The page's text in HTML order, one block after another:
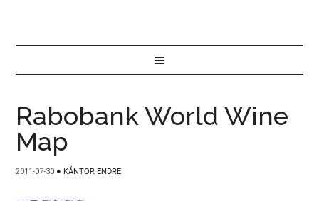
Rabobank World Wine
Map
2011-07-30 ● KÁNTOR ENDRE